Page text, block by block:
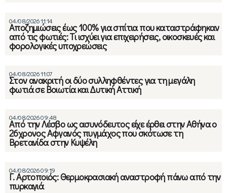
04/08/2026 11:14
Αποζημιώσεις έως 100% για σπίτια που καταστράφηκαν
από τις φωτιές: Τι ισχύει για επιχειρήσεις, οικοσκευές και
φορολογικές υποχρεώσεις
04/08/2026 11:07
Στον ανακριτή οι δύο συλληφθέντες για τη μεγάλη
φωτιά σε Βοιωτία και Δυτική Αττική
04/08/2026 09:48
Από την Λέσβο ως ασυνόδευτος είχε έρθει στην Αθήνα ο
26χρονος Αφγανός πυγμάχος που σκότωσε τη
Βρετανίδα στην Κυψέλη
04/08/2026 09:19
Γ. Αρτοποιός: Θερμοκρασιακή αναστροφή πάνω από την
πυρκαγιά